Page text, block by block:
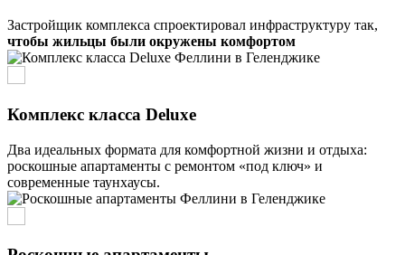
Застройщик комплекса спроектировал инфраструктуру так,
чтобы жильцы были окружены комфортом
Комплекс класса Deluxe
Два идеальных формата для комфортной жизни и отдыха:
роскошные апартаменты с ремонтом «под ключ» и
современные таунхаусы.